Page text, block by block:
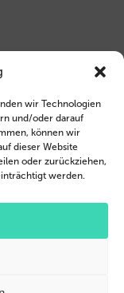
wir Technologien
und/oder darauf
können wir
dieser Website
oder zurückziehen,
werden.